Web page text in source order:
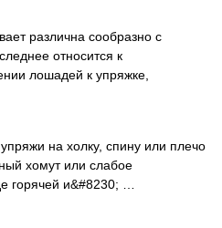
различна сообразно с
относится к
лошадей к упряжке,
на холку, спину или плечо
хомут или слабое
горячей и&#8230; …